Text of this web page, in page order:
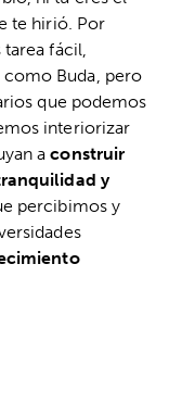
te hirió. Por
tarea fácil,
Buda, pero
que podemos
interiorizar
aconstruir
y
percibimos y